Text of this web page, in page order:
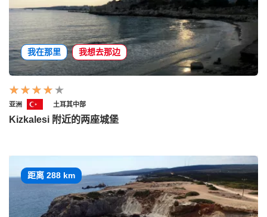
我在那里 我想去那边
亚洲 土耳其中部
Kizkalesi 附近的两座城堡
距离 288 km